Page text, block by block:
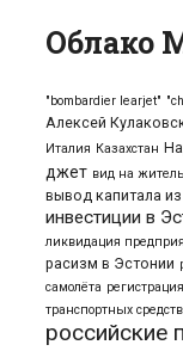
Облако
"bombardier learjet"
Алексей
Италия Казахстан
джет вид на
вывод капитала
инвестиции в
ликвидация
расизм в Эстонии
самолёта
транспортных средств
российские